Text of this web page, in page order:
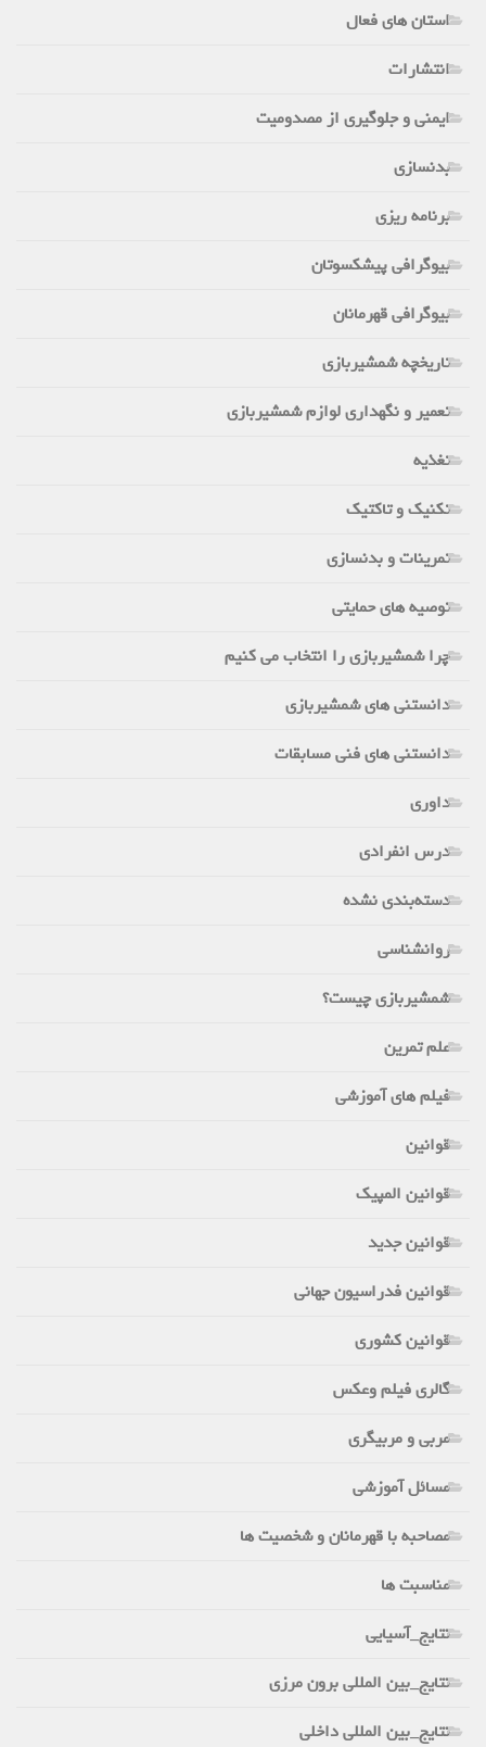
استان های فعال
انتشارات
ایمنی و جلوگیری از مصدومیت
بدنسازی
برنامه ریزی
بیوگرافی پیشکسوتان
بیوگرافی قهرمانان
تاریخچه شمشیربازی
تعمیر و نگهداری لوازم شمشیربازی
تغذیه
تکنیک و تاکتیک
تمرینات و بدنسازی
توصیه های حمایتی
چرا شمشیربازی را انتخاب می کنیم
دانستنی های شمشیربازی
دانستنی های فنی مسابقات
داوری
درس انفرادی
دسته‌بندی نشده
روانشناسی
شمشیربازی چیست؟
علم تمرین
فیلم های آموزشی
قوانین
قوانین المپیک
قوانین جدید
قوانین فدراسیون جهانی
قوانین کشوری
گالری فیلم وعکس
مربی و مربیگری
مسائل آموزشی
مصاحبه با قهرمانان و شخصیت ها
مناسبت ها
نتایج_آسیایی
نتایج_بین المللی برون مرزی
نتایج_بین المللی داخلی